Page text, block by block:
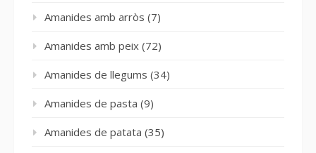
Amanides amb arròs (7)
Amanides amb peix (72)
Amanides de llegums (34)
Amanides de pasta (9)
Amanides de patata (35)